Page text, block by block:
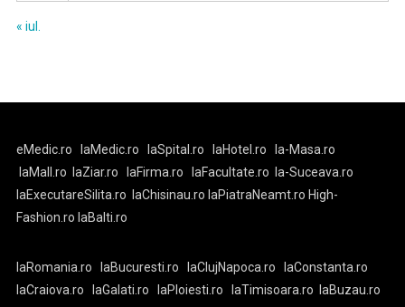
« iul.
eMedic.ro laMedic.ro laSpital.ro laHotel.ro
la-Masa.ro
laMall.ro
laZiar.ro laFirma.ro laFacultate.ro
la-Suceava.ro
laExecutareSilita.ro
laChisinau.ro laPiatraNeamt.ro High-
Fashion.ro laBalti.ro
laRomania.ro laBucuresti.ro laClujNapoca.ro
laConstanta.ro
laCraiova.ro
laGalati.ro laPloiesti.ro laTimisoara.ro
laBuzau.ro